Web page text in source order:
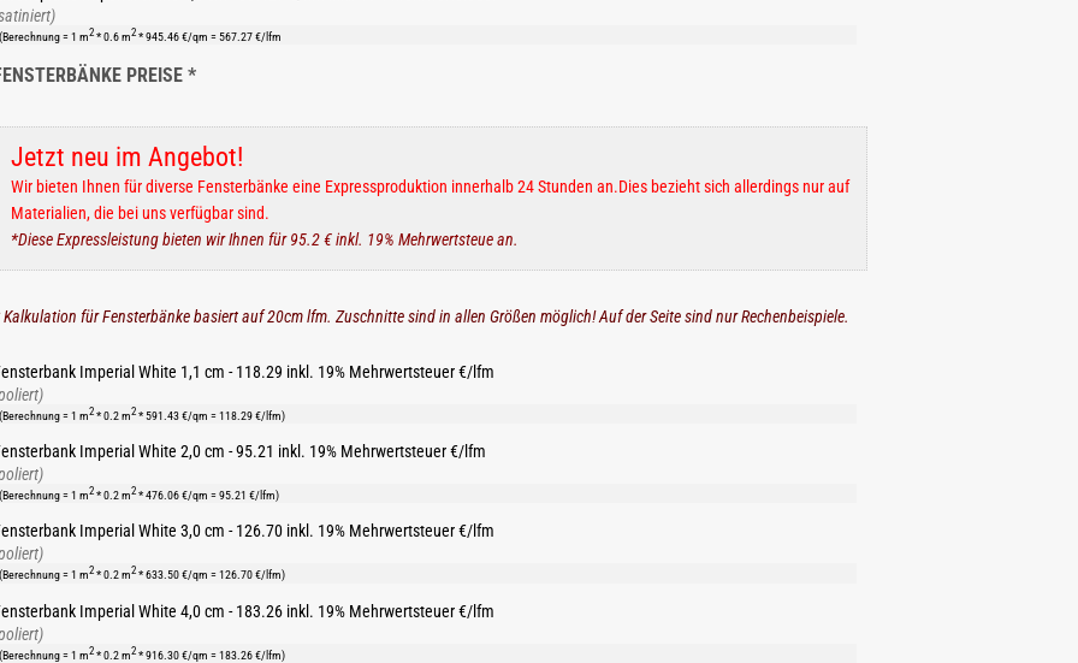
(Berechnung = 1 m2 * 0.6 m2 * 945.46 €/qm = 567.27 €/lfm
PREISE *
Jetzt neu im Angebot!
Wir bieten Ihnen für diverse Fensterbänke eine Expressproduktion innerhalb 24 Stunden an.Dies bezieht sich allerdings nur auf
Materialien, die bei uns verfügbar sind.
*Diese Expressleistung bieten wir Ihnen für 95.2 € inkl. 19% Mehrwertsteue an.
Kalkulation für Fensterbänke basiert auf 20cm lfm. Zuschnitte sind in allen Größen möglich! Auf der Seite sind nur Rechenbeispiele.
Imperial White 1,1 cm - 118.29 inkl. 19% Mehrwertsteuer €/lfm
(Berechnung = 1 m2 * 0.2 m2 * 591.43 €/qm = 118.29 €/lfm)
Imperial White 2,0 cm - 95.21 inkl. 19% Mehrwertsteuer €/lfm
(Berechnung = 1 m2 * 0.2 m2 * 476.06 €/qm = 95.21 €/lfm)
Imperial White 3,0 cm - 126.70 inkl. 19% Mehrwertsteuer €/lfm
(Berechnung = 1 m2 * 0.2 m2 * 633.50 €/qm = 126.70 €/lfm)
Imperial White 4,0 cm - 183.26 inkl. 19% Mehrwertsteuer €/lfm
(Berechnung = 1 m2 * 0.2 m2 * 916.30 €/qm = 183.26 €/lfm)